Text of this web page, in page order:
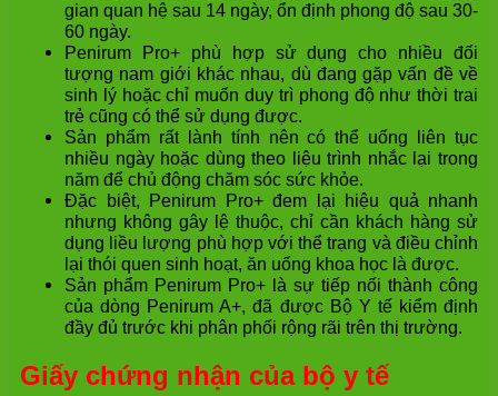
gian quan hệ sau 14 ngày, ổn định phong độ sau 30-
60 ngày.
Penirum Pro+ phù hợp sử dụng cho nhiều đối
tượng nam giới khác nhau, dù đang gặp vấn đề về
sinh lý hoặc chỉ muốn duy trì phong độ như thời trai
trẻ cũng có thể sử dụng được.
Sản phẩm rất lành tính nên có thể uống liên tục
nhiều ngày hoặc dùng theo liệu trình nhắc lại trong
năm để chủ động chăm sóc sức khỏe.
Đặc biệt, Penirum Pro+ đem lại hiệu quả nhanh
nhưng không gây lệ thuộc, chỉ cần khách hàng sử
dụng liều lượng phù hợp với thể trạng và điều chỉnh
lại thói quen sinh hoạt, ăn uống khoa học là được.
Sản phẩm Penirum Pro+ là sự tiếp nối thành công
của dòng Penirum A+, đã được Bộ Y tế kiểm định
đầy đủ trước khi phân phối rộng rãi trên thị trường.
Giấy chứng nhận của bộ y tế